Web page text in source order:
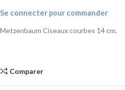
Se connecter pour commander
Metzenbaum Ciseaux courbes 14 cm.
Comparer